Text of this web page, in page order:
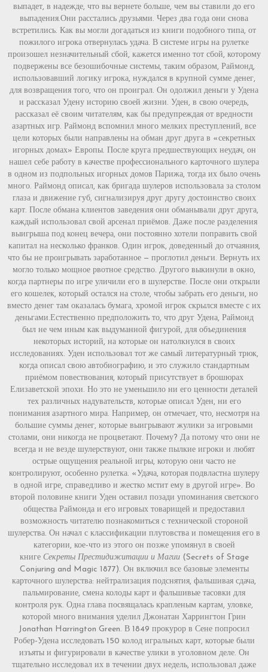
выпадет, в надежде, что вы вернете больше, чем вы ставили до его
выпадения.Они расстались друзьями. Через два года они снова
встретились. Как вы могли догадаться из книги подобного типа, от
пожилого игрока отвернулась удача. В системе игры на рулетке
произошел незначительный сбой, кажется именно тот сбой, которому
подвержены все безошибочные системы, таким образом, Раймонд,
использовавший логику игрока, нуждался в крупной сумме денег,
для возвращения того, что он проиграл. Он одолжил деньги у Удена
и рассказал Удену историю своей жизни. Уден, в свою очередь,
рассказал её своим читателям, как бы предупреждая от вредности
азартных игр. Раймонд вспомнил много мелких преступлений, все
цели которых были направлены на обман друг друга в «секретных
игорных домах» Европы. После круга предшествующих неудач, он
нашел себе работу в качестве профессионального карточного шулера
в одном из подпольных игорных домов Парижа, тогда их было очень
много. Раймонд описал, как бригада шулеров использовала за столом
глаза и движение губ, сигнализируя друг другу достоинство своих
карт. После обмана клиентов заведения они обманывали друг друга,
каждый использовал свой арсенал приёмов. Даже после разделения
выигрыша под конец вечера, они постоянно хотели поправить свой
капитал на несколько франков. Один игрок, доведенный до отчаяния,
что бы не проигрывать заработанное — проглотил деньги. Вернуть их
могло только мощное рвотное средство. Другого выкинули в окно,
когда партнеры по игре уличили его в шулерстве. После они открыли
его кошелек, который остался на столе, чтобы забрать его деньги, но
вместо денег там оказалась бумага, хромой игрок скрылся вместе с их
деньгами.Естественно предположить то, что друг Удена, Раймонд
был не чем иным как выдуманной фигурой, для объединения
некоторых историй, на которые он натолкнулся в своих
исследованиях. Уден использовал тот же самый литературный трюк,
когда описал свою автобиографию, и это служило стандартным
приёмом повествования, который присутствует в брошюрах
Елизаветской эпохи. Но это не уменьшило ни его ценности деталей
тех различных надувательств, которые описал Уден, ни его
понимания азартного мира. Например, он отмечает, что, несмотря на
большие суммы денег, которые выигрывают жулики за игровыми
столами, они никогда не процветают. Почему? Да потому что они не
всегда и не везде шулерствуют, они также пылкие игроки и любят
острые ощущения реальной игры, которую они часто не
контролируют, особенно рулетка. «Удача, которая подвластна шулеру
в одной игре, справедливо и жестко мстит ему в другой игре». Во
второй половине книги Уден оставил позади упоминания светского
общества Раймонда и его игровых товарищей и предоставил
возможность читателю познакомиться с технической стороной
шулерства. Он начал с классификации плутовства и помещения его в
категории, кое-что из этого он позже упомянул в своей
книге Секреты Престидижитации и Магии(Secrets of Stage
Conjuring and Magic 1877). Он включил все базовые элементы
карточного шулерства: нейтрализация подснятия, фальшивая сдача,
пальмирование, смена колоды карт и фальшивые тасовки для
контроля рук. Одна глава посвящалась крапленым картам, уловке,
которой много внимания уделил Джонатан Харрингтон Грин
Jonathan Harrington Green. В 1849 прокурор в Сене попросил
Робер-Удена исследовать 150 колод игральных карт, которые были
изъяты и фигурировали в качестве улики в уголовном деле. Он
тщательно исследовал их в течении двух недель, использовал даже